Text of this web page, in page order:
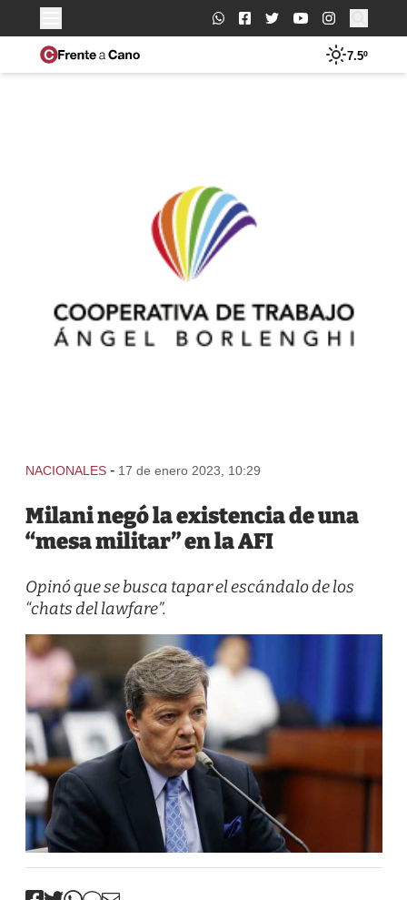
Buscar:
7.5º
NACIONALES - 17 de enero 2023, 10:29
Milani negó la existencia de una
“mesa militar” en la AFI
Opinó que se busca tapar el escándalo de los
“chats del lawfare”.